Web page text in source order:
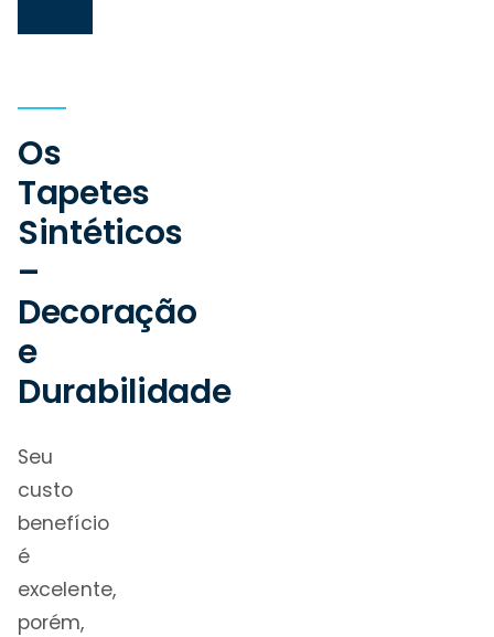
Os
Tapetes
Sintéticos
–
Decoração
e
Durabilidade
Seu
custo
benefício
é
excelente,
porém,